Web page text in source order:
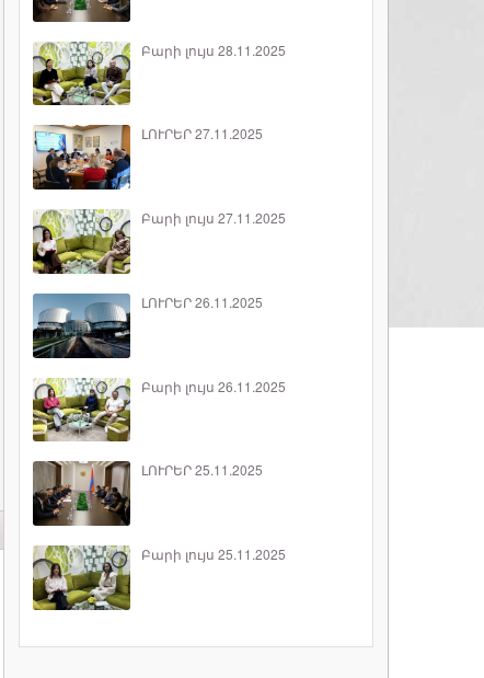
Բարի լույս 28.11.2025
ԼՈՒՐԵՐ 27.11.2025
Բարի լույս 27.11.2025
ԼՈՒՐԵՐ 26.11.2025
Բարի լույս 26.11.2025
ԼՈՒՐԵՐ 25.11.2025
Բարի լույս 25.11.2025